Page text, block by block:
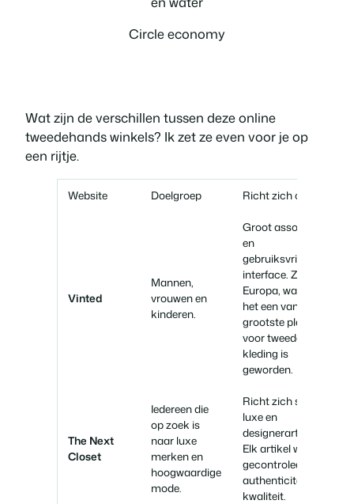
Circle economy
Wat zijn de verschillen tussen deze online
tweedehands winkels? Ik zet ze even voor je op
een rijtje.
Website Doelgroep Richt zich op
Vinted
Mannen,
vrouwen en
kinderen.
Groot assortiment
en
gebruiksvriendelijke
interface. Zit in heel
Europa, waardoor
het een van de
grootste platforms
voor tweedehands
kleding is
geworden.
The Next
Closet
Iedereen die
op zoek is
naar luxe
merken en
hoogwaardige
mode.
Richt zich strikt op
luxe en
designerartikelen.
Elk artikel wordt
gecontroleerd op
authenticiteit en
kwaliteit.